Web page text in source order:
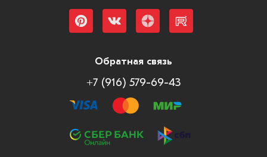
Обратная связь
+7 (916) 579-69-43